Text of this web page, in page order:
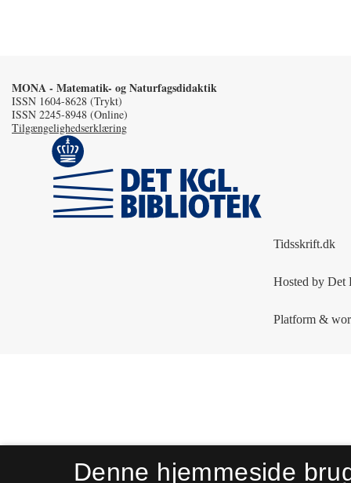
MONA - Matematik- og Naturfagsdidaktik
ISSN 1604-8628 (Trykt)
ISSN 2245-8948 (Online)
Tilgængelighedserklæring
Denne hjemmeside